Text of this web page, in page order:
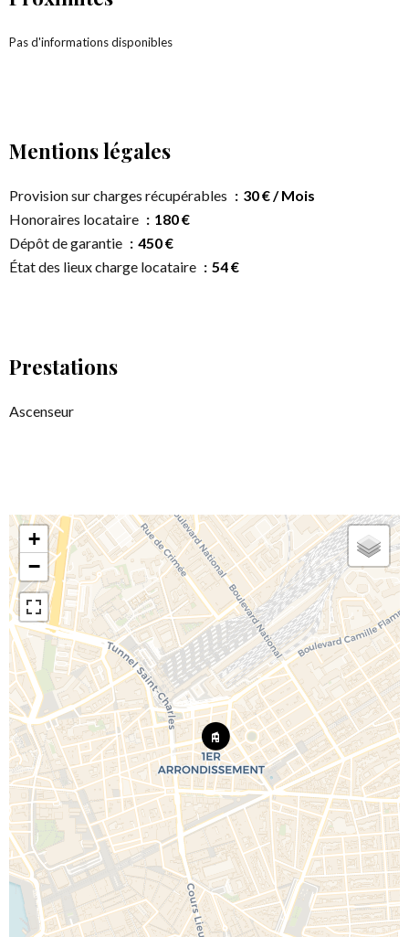
Pas d'informations disponibles
Mentions légales
Provision sur charges récupérables
30 € / Mois
Honoraires locataire
180 €
Dépôt de garantie
450 €
État des lieux charge locataire
54 €
Prestations
Ascenseur
+
−